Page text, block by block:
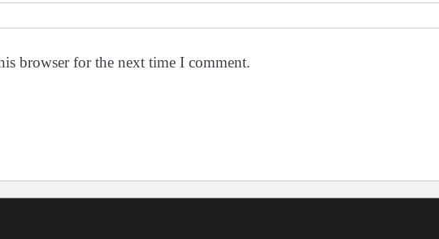
browser for the next time I comment.